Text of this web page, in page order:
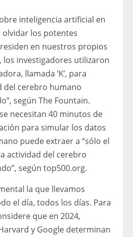
inteligencia artificial en
olvidar los potentes
en nuestros propios
los investigadores utilizaron
llamada ‘K’, para
del cerebro humano
según The Fountain.
necesitan 40 minutos de
para simular los datos
puede extraer a “sólo el
actividad del cerebro
según top500.org.
la que llevamos
el día, todos los días. Para
que en 2024,
y Google determinan